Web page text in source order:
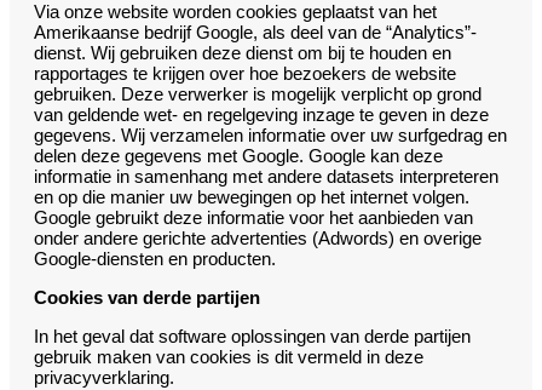
Via onze website worden cookies geplaatst van het
Amerikaanse bedrijf Google, als deel van de “Analytics”-
dienst. Wij gebruiken deze dienst om bij te houden en
rapportages te krijgen over hoe bezoekers de website
gebruiken. Deze verwerker is mogelijk verplicht op grond
van geldende wet- en regelgeving inzage te geven in deze
gegevens. Wij verzamelen informatie over uw surfgedrag en
delen deze gegevens met Google. Google kan deze
informatie in samenhang met andere datasets interpreteren
en op die manier uw bewegingen op het internet volgen.
Google gebruikt deze informatie voor het aanbieden van
onder andere gerichte advertenties (Adwords) en overige
Google-diensten en producten.
Cookies van derde partijen
In het geval dat software oplossingen van derde partijen
gebruik maken van cookies is dit vermeld in deze
privacyverklaring.